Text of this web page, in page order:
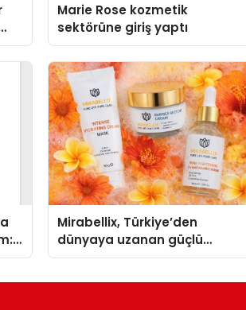
Marie Rose kozmetik
sektörüne giriş yaptı
Mirabellix, Türkiye’den
dünyaya uzanan güçlü
büyümesini sürdürüyor